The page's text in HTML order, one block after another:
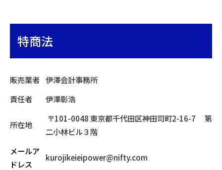
特商法
販売業者 伊澤会計事務所
責任者
伊澤彰浩
所在地
〒101-0048 東京都千代田区神田司町2-16-7 第
二小林ビル３階
メールア
ドレス
kurojikeieipower@nifty.com